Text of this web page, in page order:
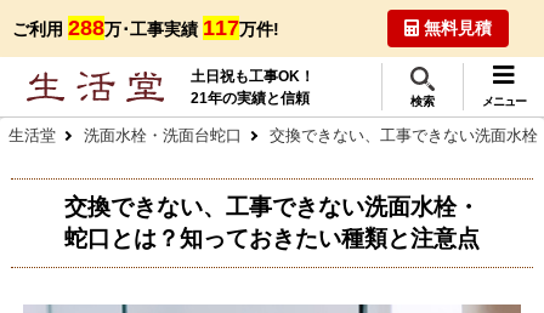
ご利用 288万･工事実績 117万件! 無料見積
土日祝も工事OK！
21年の実績と信頼
検索 メニュー
生活堂 洗面水栓・洗面台蛇口 交換できない、工事できない洗面水
交換できない、工事できない洗面水栓・
蛇口とは？知っておきたい種類と注意点